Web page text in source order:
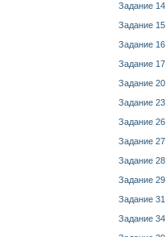
Задание 14
Задание 15
Задание 16
Задание 17
Задание 20
Задание 23
Задание 26
Задание 27
Задание 28
Задание 29
Задание 31
Задание 34